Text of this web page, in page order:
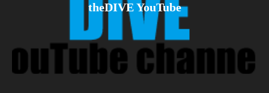
theDIVE YouTube